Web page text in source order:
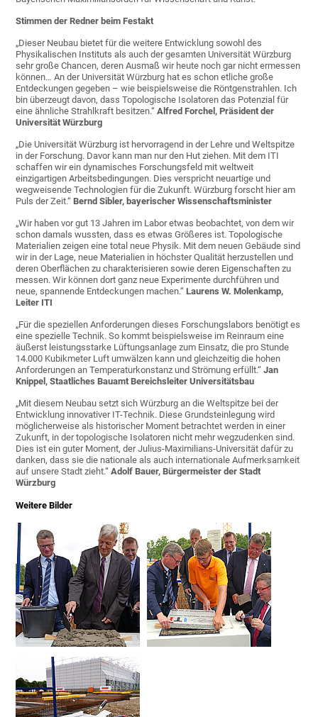
Stimmen der Redner beim Festakt
„Dieser Neubau bietet für die weitere Entwicklung sowohl des
Physikalischen Instituts als auch der gesamten Universität Würzburg
sehr große Chancen, deren Ausmaß wir heute noch gar nicht ermessen
können… An der Universität Würzburg hat es schon etliche große
Entdeckungen gegeben – wie beispielsweise die Röntgenstrahlen. Ich
bin überzeugt davon, dass Topologische Isolatoren das Potenzial für
eine ähnliche Strahlkraft besitzen.“Alfred Forchel, Präsident der
Universität Würzburg
„Die Universität Würzburg ist hervorragend in der Lehre und Weltspitze
in der Forschung. Davor kann man nur den Hut ziehen. Mit dem ITI
schaffen wir ein dynamisches Forschungsfeld mit weltweit
einzigartigen Arbeitsbedingungen. Dies verspricht neuartige und
wegweisende Technologien für die Zukunft. Würzburg forscht hier am
Puls der Zeit.“Bernd Sibler, bayerischer Wissenschaftsminister
„Wir haben vor gut 13 Jahren im Labor etwas beobachtet, von dem wir
schon damals wussten, dass es etwas Größeres ist. Topologische
Materialien zeigen eine total neue Physik. Mit dem neuen Gebäude sind
wir in der Lage, neue Materialien in höchster Qualität herzustellen und
deren Oberflächen zu charakterisieren sowie deren Eigenschaften zu
messen. Wir können dort ganz neue Experimente durchführen und
neue, spannende Entdeckungen machen.“Laurens W. Molenkamp,
Leiter ITI
„Für die speziellen Anforderungen dieses Forschungslabors benötigt es
eine spezielle Technik. So kommt beispielsweise im Reinraum eine
äußerst leistungsstarke Lüftungsanlage zum Einsatz, die pro Stunde
14.000 Kubikmeter Luft umwälzen kann und gleichzeitig die hohen
Anforderungen an Temperaturkonstanz und Strömung erfüllt.“Jan
Knippel, Staatliches Bauamt Bereichsleiter Universitätsbau
„Mit diesem Neubau setzt sich Würzburg an die Weltspitze bei der
Entwicklung innovativer IT-Technik. Diese Grundsteinlegung wird
möglicherweise als historischer Moment betrachtet werden in einer
Zukunft, in der topologische Isolatoren nicht mehr wegzudenken sind.
Dies ist ein guter Moment, der Julius-Maximilians-Universität dafür zu
danken, dass sie die nationale als auch internationale Aufmerksamkeit
auf unsere Stadt zieht.“Adolf Bauer, Bürgermeister der Stadt
Würzburg
Weitere Bilder